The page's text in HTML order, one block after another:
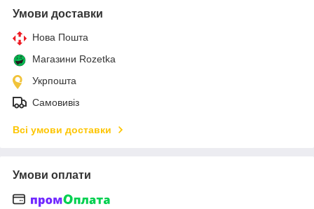
Умови доставки
Нова Пошта
Магазини Rozetka
Укрпошта
Самовивіз
Всі умови доставки
Умови оплати